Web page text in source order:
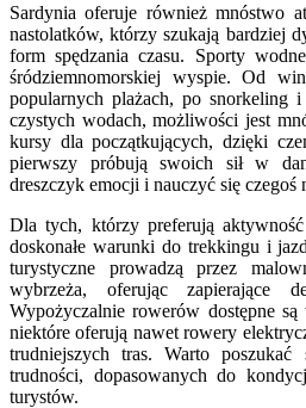
Sardynia oferuje również mnóstwo
nastolatków, którzy szukają bardziej
form spędzania czasu. Sporty
śródziemnomorskiej wyspie. Od
popularnych plażach, po snorkeling
czystych wodach, możliwości jest
kursy dla początkujących, dzięki
pierwszy próbują swoich sił w
dreszczyk emocji i nauczyć się czegoś
Dla tych, którzy preferują
doskonałe warunki do trekkingu i
turystyczne prowadzą przez
wybrzeża, oferując zapierające
Wypożyczalnie rowerów dostępne
niektóre oferują nawet rowery
trudniejszych tras. Warto
trudności, dopasowanych do
turystów.